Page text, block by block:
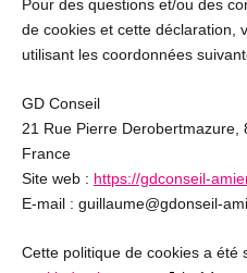
Pour des questions et/ou des
de cookies et cette déclaration,
utilisant les coordonnées
GD Conseil
21 Rue Pierre Derobertmazure,
France
Site web : https://gdconseil-
E-mail : guillaume@gdonseil-
Cette politique de cookies a été